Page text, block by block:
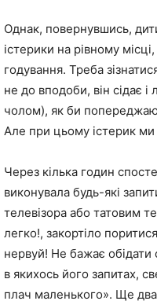
Однак, повернувшись,
істерики на рівному
годування. Треба
не до вподоби, він сідає
чолом), як би
Але при цьому істерик
Через кілька годин
виконувала будь-які
телевізора або татовим
легко!, закортіло
нервуй! Не бажає обідати
в якихось його запитах,
плач маленького». Ще два